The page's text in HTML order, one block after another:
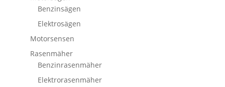
Benzinsägen
Elektrosägen
Motorsensen
Rasenmäher
Benzinrasenmäher
Elektrorasenmäher